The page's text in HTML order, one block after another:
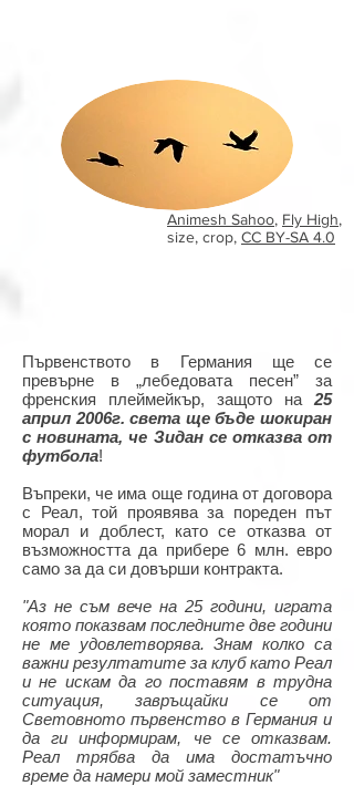
Animesh Sahoo, Fly High,
size, crop, CC BY-SA 4.0
Първенството в Германия ще се
превърне в „лебедовата песен” за
френския плеймейкър, защото на 25
април 2006г. света ще бъде шокиран
с новината, че Зидан се отказва от
футбола!
Въпреки, че има още година от договора
с Реал, той проявява за пореден път
морал и доблест, като се отказва от
възможността да прибере 6 млн. евро
само за да си довърши контракта.
"Аз не съм вече на 25 години, играта
която показвам последните две години
не ме удовлетворява. Знам колко са
важни резултатите за клуб като Реал
и не искам да го поставям в трудна
ситуация, завръщайки се от
Световното първенство в Германия и
да ги информирам, че се отказвам.
Реал трябва да има достатъчно
време да намери мой заместник"